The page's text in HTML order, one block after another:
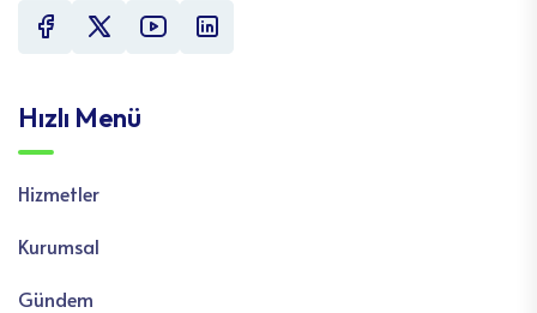
Hızlı Menü
Hizmetler
Kurumsal
Gündem